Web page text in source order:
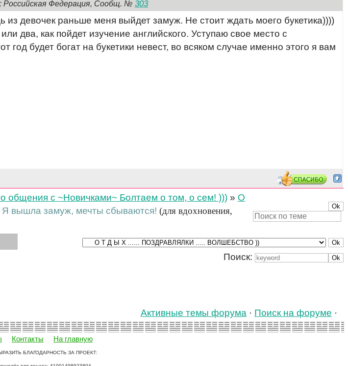
Российская Федерация, Сообщ. № 303
из девочек раньше меня выйдет замуж. Не стоит ждать моего букетика))))
два, как пойдет изучение английского. Уступаю свое место с
год будет богат на букетики невест, во всяком случае именно этого я вам
общения с ~Новичками~ Болтаем о том, о сем! ))) » О
Я вышла замуж, мечты сбываются! (для вдохновения,
Поиск:
Активные темы форума · Поиск на форуме ·
Контакты На главную
БЛАГОДАРНОСТЬ ЗА ПРОЕКТ: